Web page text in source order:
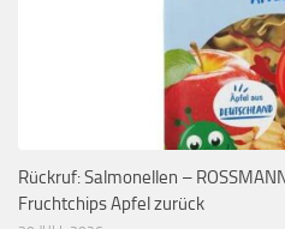
Rückruf: Salmonellen –
Fruchtchips Apfel zurück